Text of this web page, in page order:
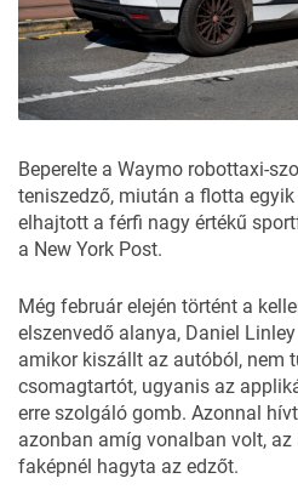
Beperelte a Waymo robottaxi-
teniszedző, miután a flotta
elhajtott a férfi nagy értékű
a New York Post.
Még február elején történt a
elszenvedő alanya, Daniel
amikor kiszállt az autóból, nem
csomagtartót, ugyanis az
erre szolgáló gomb. Azonnal
azonban amíg vonalban volt,
faképnél hagyta az edzőt.